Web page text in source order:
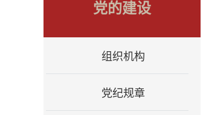
党的建设
组织机构
党纪规章